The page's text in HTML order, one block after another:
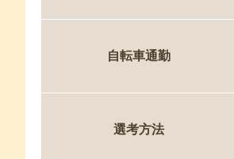
自転車通勤
選考方法